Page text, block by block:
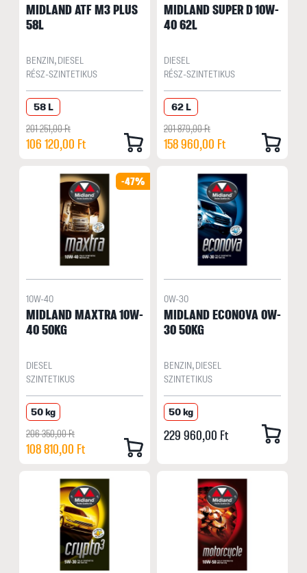
MIDLAND ATF M3 PLUS
58L
BENZIN, DIESEL
RÉSZ-SZINTETIKUS
58 L
201 251,00 Ft
106 120,00 Ft
MIDLAND SUPER D 10W-
40 62L
DIESEL
RÉSZ-SZINTETIKUS
62 L
201 879,00 Ft
158 960,00 Ft
-47%
10W-40
MIDLAND MAXTRA 10W-
40 50KG
DIESEL
SZINTETIKUS
50 kg
206 350,00 Ft
108 810,00 Ft
0W-30
MIDLAND ECONOVA 0W-
30 50KG
BENZIN, DIESEL
SZINTETIKUS
50 kg
229 960,00 Ft